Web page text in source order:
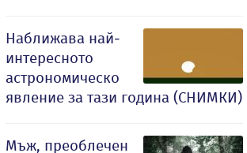
Наближава най-
интересното
астрономическо
явление за тази година (СНИМКИ)
Мъж, преоблечен